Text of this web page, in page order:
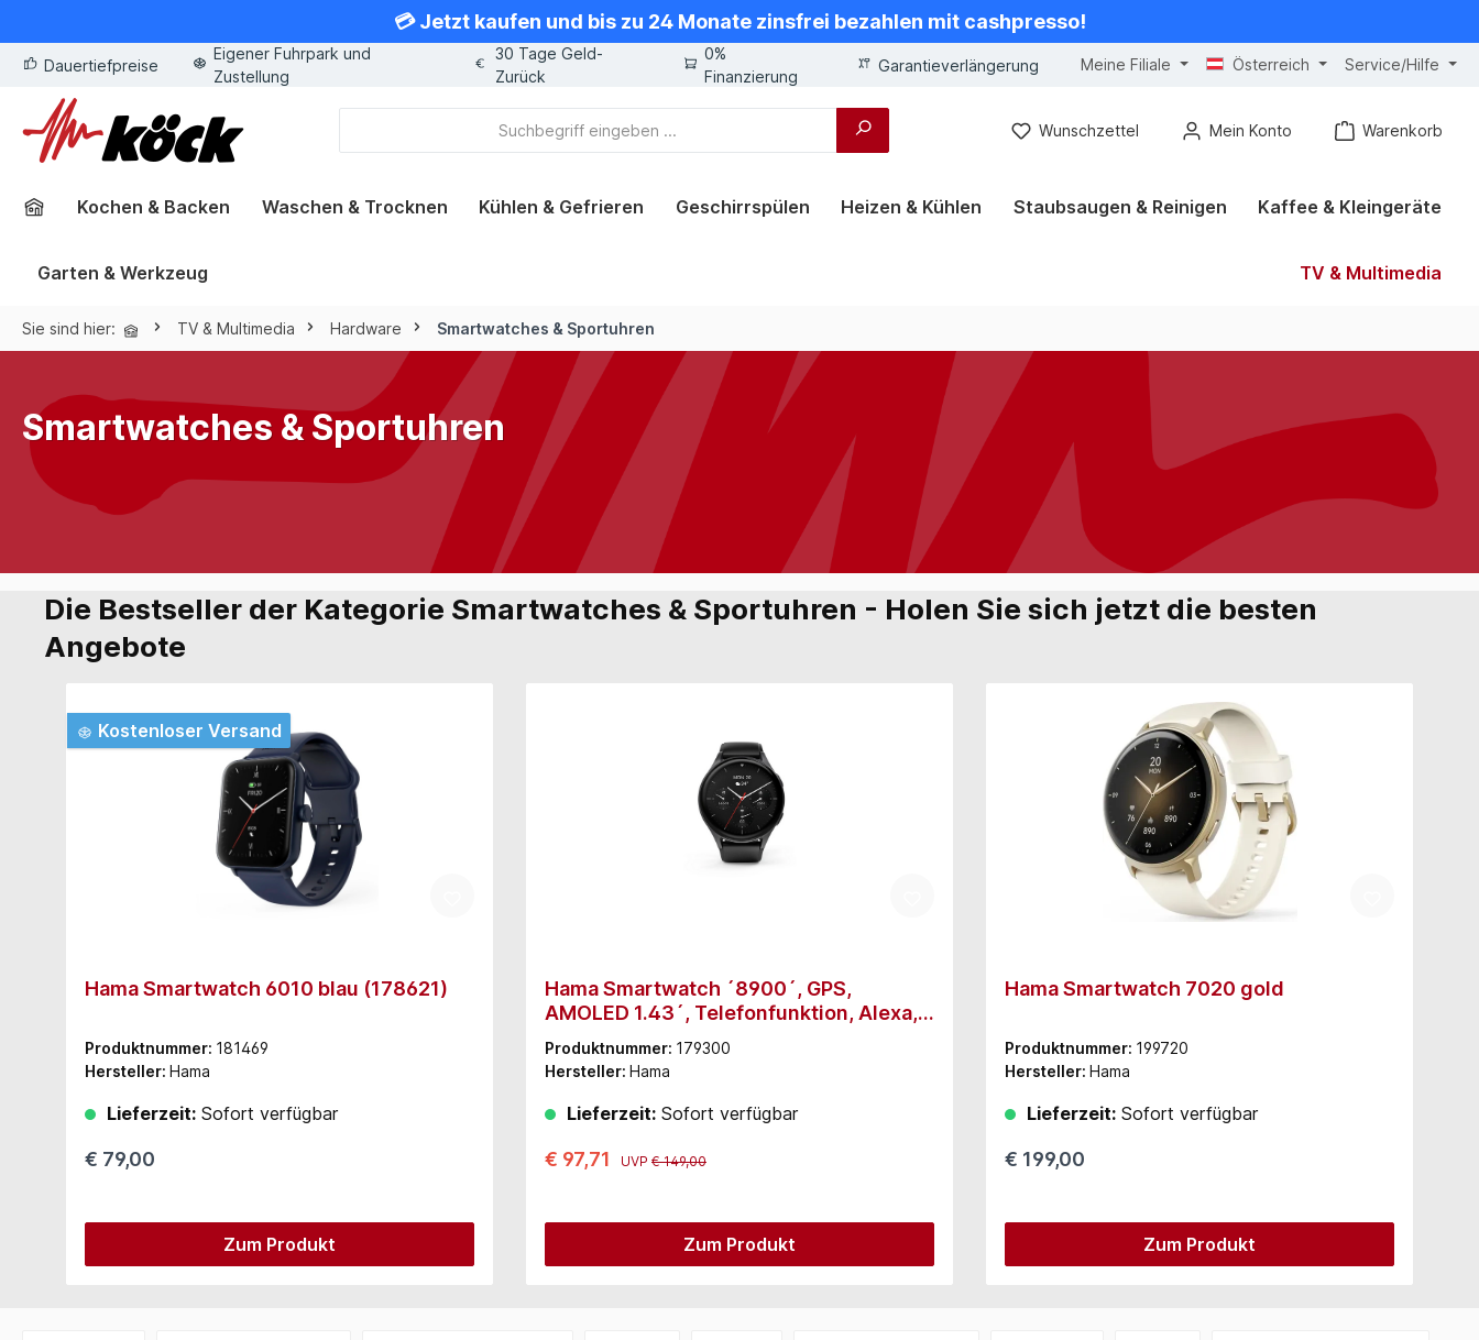
💳 Jetzt kaufen und bis zu 24 Monate zinsfrei bezahlen mit cashpresso!
Dauertiefpreise
Eigener Fuhrpark und
Zustellung
30 Tage Geld-
Zurück
0%
Finanzierung
Garantieverlängerung Meine Filiale Österreich Service/Hilfe
Wunschzettel Mein Konto Warenkorb
Kochen & Backen Waschen & Trocknen Kühlen & Gefrieren Geschirrspülen Heizen & Kühlen Staubsaugen & Reinigen Kaffee & Kleingeräte
Garten & Werkzeug TV & Multimedia
Sie sind hier: TV & Multimedia Hardware Smartwatches & Sportuhren
Smartwatches & Sportuhren
Die Bestseller der Kategorie Smartwatches & Sportuhren - Holen Sie sich jetzt die besten
Angebote
Kostenloser Versand
Hama Smartwatch 6010 blau (178621)
Produktnummer: 181469
Hersteller: Hama
Lieferzeit: Sofort verfügbar
€ 79,00
Zum Produkt
Hama Smartwatch ´8900´, GPS,
AMOLED 1.43´, Telefonfunktion, Alexa,
rund, Schwarz (178611)
Produktnummer: 179300
Hersteller: Hama
Lieferzeit: Sofort verfügbar
€ 97,71 UVP € 149,00
Zum Produkt
Hama Smartwatch 7020 gold
Produktnummer: 199720
Hersteller: Hama
Lieferzeit: Sofort verfügbar
€ 199,00
Zum Produkt